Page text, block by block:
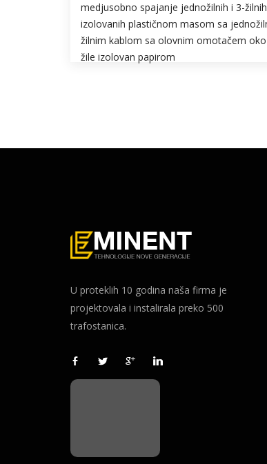
medjusobno spajanje jednožilnih i 3-
izolovanih plastičnom masom sa
žilnim kablom sa olovnim omotačem
žile izolovan papirom
U proteklih 10 godina naša firma je
projektovala i instalirala preko 500
trafostanica.